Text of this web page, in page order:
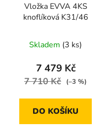
Vložka EVVA 4KS
knoflíková K31/46
Skladem (3 ks)
7 479 Kč
7 710 Kč (–3 %)
DO KOŠÍKU